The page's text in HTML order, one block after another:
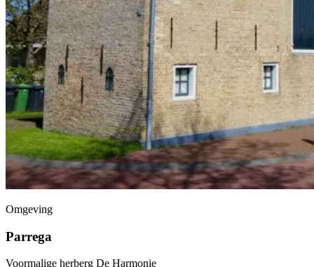
Omgeving
Parrega
Voormalige herberg De Harmonie